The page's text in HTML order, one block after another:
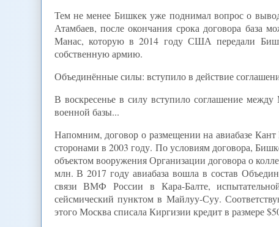
Тем не менее Бишкек уже поднимал вопрос о
Атамбаев, после окончания срока договора база
Манас, которую в 2014 году США передали
собственную армию.
Объединённые силы: вступило в действие
В воскресенье в силу вступило соглашение
военной базы...
Напомним, договор о размещении на авиабазе
сторонами в 2003 году. По условиям договора,
объектом вооружения Организации договора о
млн. В 2017 году авиабаза вошла в состав
связи ВМФ России в Кара-Балте,
сейсмический пунктом в Майлуу-Суу.
этого Москва списала Киргизии кредит в размере